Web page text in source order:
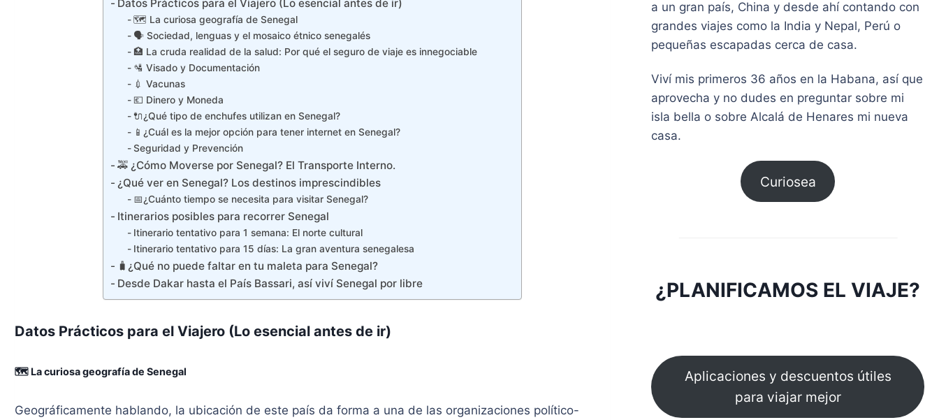
Datos Prácticos para el Viajero (Lo esencial antes de ir)
🗺️ La curiosa geografía de Senegal
🗣️ Sociedad, lenguas y el mosaico étnico senegalés
🏥 La cruda realidad de la salud: Por qué el seguro de viaje es innegociable
🛂 Visado y Documentación
💉 Vacunas
💶 Dinero y Moneda
🔌¿Qué tipo de enchufes utilizan en Senegal?
📱¿Cuál es la mejor opción para tener internet en Senegal?
Seguridad y Prevención
🚕 ¿Cómo Moverse por Senegal? El Transporte Interno.
¿Qué ver en Senegal? Los destinos imprescindibles
📅¿Cuánto tiempo se necesita para visitar Senegal?
Itinerarios posibles para recorrer Senegal
Itinerario tentativo para 1 semana: El norte cultural
Itinerario tentativo para 15 días: La gran aventura senegalesa
🧳¿Qué no puede faltar en tu maleta para Senegal?
Desde Dakar hasta el País Bassari, así viví Senegal por libre
Datos Prácticos para el Viajero (Lo esencial antes de ir)
🗺️ La curiosa geografía de Senegal
Geográficamente hablando, la ubicación de este país da forma a una de las organizaciones político-
a un gran país, China y desde ahí contando con
grandes viajes como la India y Nepal, Perú o
pequeñas escapadas cerca de casa.
Viví mis primeros 36 años en la Habana, así que
aprovecha y no dudes en preguntar sobre mi
isla bella o sobre Alcalá de Henares mi nueva
casa.
Curiosea
¿PLANIFICAMOS EL VIAJE?
Aplicaciones y descuentos útiles
para viajar mejor